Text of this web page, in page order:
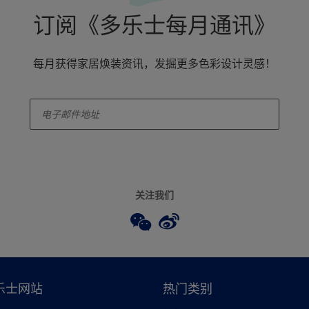
订阅《多乐士每月通讯》
每月获得家居焕装资讯，发掘更多色彩设计灵感！
关注我们
士网站 热门类别